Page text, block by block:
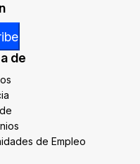
de
de Empleo